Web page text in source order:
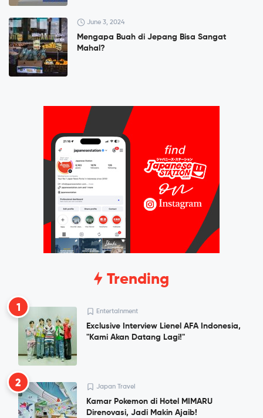
June 3, 2024
Mengapa Buah di Jepang Bisa Sangat
Mahal?
Trending
1 Entertainment
Exclusive Interview Lienel AFA Indonesia,
"Kami Akan Datang Lagi!"
2 Japan Travel
Kamar Pokemon di Hotel MIMARU
Direnovasi, Jadi Makin Ajaib!